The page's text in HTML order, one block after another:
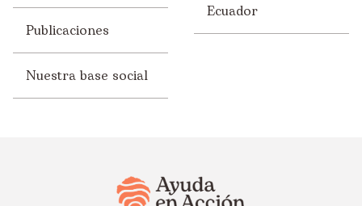
Publicaciones
Nuestra base social
Ecuador